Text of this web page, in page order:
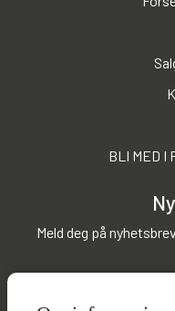
BLI MED I
Meld deg på